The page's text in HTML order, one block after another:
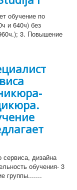
обучение по
и 640ч) без
3. Повышение
сервиса, дизайна
обучения- 3
группы.......